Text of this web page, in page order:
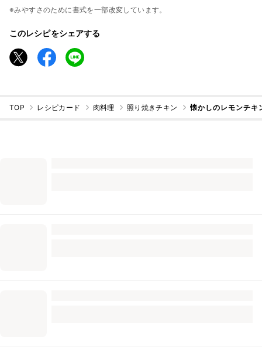
※みやすさのために書式を一部改変しています。
このレシピをシェアする
TOP レシピカード 肉料理 照り焼きチキン 懐かしのレモンチキ